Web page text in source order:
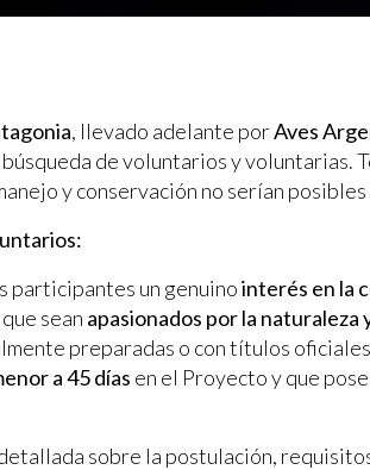
, llevado adelante porAves
de voluntarios y voluntarias.
y conservación no serían
participantes un genuinointerés en la
sean apasionados por la naturaleza
preparadas o con títulos
a 45 días en el Proyecto y que
sobre la postulación,